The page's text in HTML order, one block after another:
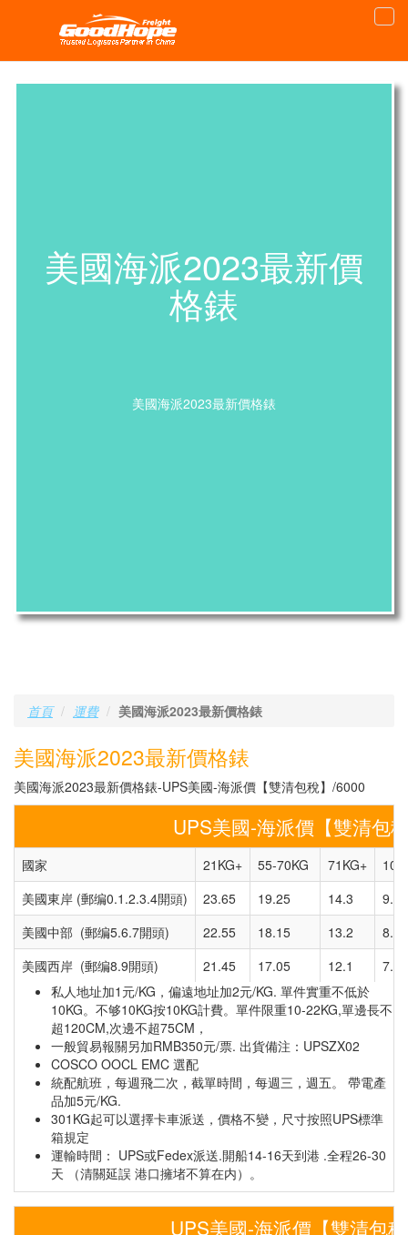
美國海派2023最新價
格錶
美國海派2023最新價格錶
首頁 運費 美國海派2023最新價格錶
美國海派2023最新價格錶
美國海派2023最新價格錶-UPS美國-海派價【雙清包稅】/6000
UPS美國-海派價【雙清包
國家 21KG+ 55-70KG 71KG+
美國東岸 (郵编0.1.2.3.4開頭)
23.65 19.25 14.3
9.9
美國中部 (郵编5.6.7開頭)
22.55 18.15 13.2
8.8
美國西岸 (郵编8.9開頭)
21.45 17.05 12.1
7.7
私人地址加1元/KG，偏遠地址加2元/KG. 單件實重不低於
10KG。不够10KG按10KG計費。單件限重10-22KG,單邊長不
超120CM,次邊不超75CM，
一般貿易報關另加RMB350元/票. 出貨備注：UPSZX02
COSCO OOCL EMC 選配
統配航班，每週飛二次，截單時間，每週三，週五。 帶電產
品加5元/KG.
301KG起可以選擇卡車派送，價格不變，尺寸按照UPS標準
箱規定
運輸時間： UPS或Fedex派送.開船14-16天到港 .全程26-30
天 （清關延誤 港口擁堵不算在内）。
UPS美國-海派價【雙清包